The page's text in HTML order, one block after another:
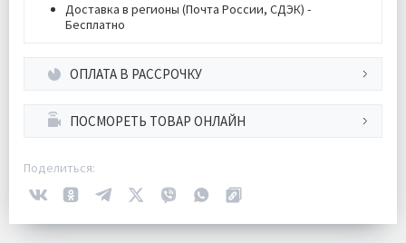
Доставка в регионы (Почта России, СДЭК) -
Бесплатно
ОПЛАТА В РАССРОЧКУ
ПОСМОРЕТЬ ТОВАР ОНЛАЙН
Поделиться: